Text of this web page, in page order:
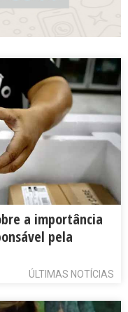
a importância
pela
ÚLTIMAS NOTÍCIAS